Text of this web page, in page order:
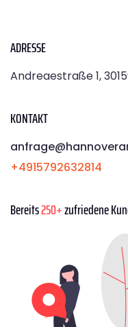
ADRESSE
Andreaestraße 1,
KONTAKT
+4915792632814
Bereits250+zufriedene